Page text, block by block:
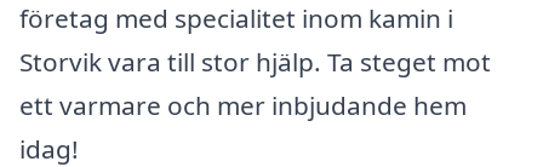
företag med specialitet inom kamin i
Storvik vara till stor hjälp. Ta steget mot
ett varmare och mer inbjudande hem
idag!